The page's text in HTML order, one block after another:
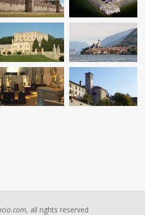
, all rights reserved